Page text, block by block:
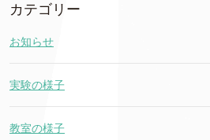
カテゴリー
お知らせ
実験の様子
教室の様子